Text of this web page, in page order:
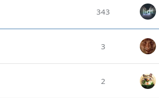
343
3
2